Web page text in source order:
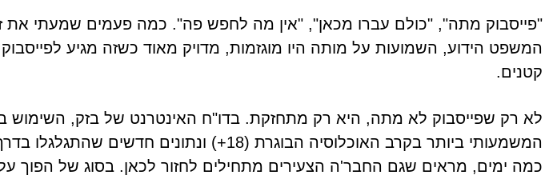
"פייסבוק מתה", "כולם עברו מכאן", "אין מה לחפש פה". כמה פעמים שמעתי את
המשפט הידוע, השמועות על מותה היו מוגזמות, מדויק מאוד כשזה מגיע לפייסבוק
קטנים.
לא רק שפייסבוק לא מתה, היא רק מתחזקת. בדו"ח האינטרנט של בזק, השימוש
המשמעותי ביותר בקרב האוכלוסיה הבוגרת (18+) ונתונים
כמה ימים, מראים שגם החבר'ה הצעירים מתחילים לחזור לכאן. בסוג של הפוך